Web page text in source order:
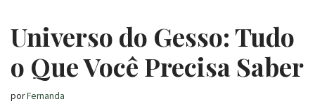
Universo do Gesso: Tudo
o Que Você Precisa Saber
porFernanda